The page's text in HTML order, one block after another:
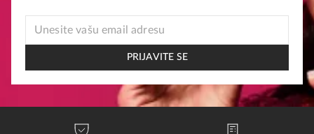
EMAIL
PRIJAVITE SE